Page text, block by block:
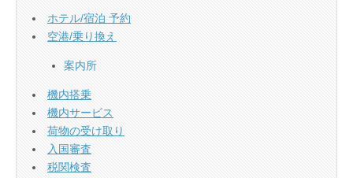
ホテル/宿泊 予約
空港/乗り換え
案内所
機内搭乗
機内サービス
荷物の受け取り
入国審査
税関検査